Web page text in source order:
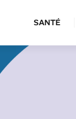
SANTÉ